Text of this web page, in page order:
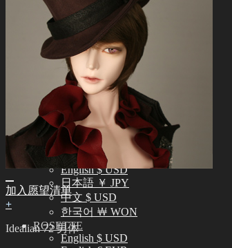
客服中心 (Q&A)
THE GEM
English $ USD
日本語 ￥ JPY
中文 $ USD
한국어 ￦ WON
NEO ANGELREGION
English $ USD
日本語 ￥ JPY
中文 $ USD
한국어 ￦ WON
IDEALIAN
English $ USD
日本語 ￥ JPY
中文 $ USD
한국어 ￦ WON
ROSETTE
English $ USD
加入愿望清单
+
Idealian 72 男体